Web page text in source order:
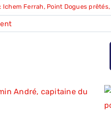
Ichem Ferrah, Point Dogues prêtés,